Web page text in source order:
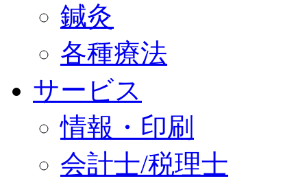
鍼灸
各種療法
サービス
情報・印刷
会計士/税理士